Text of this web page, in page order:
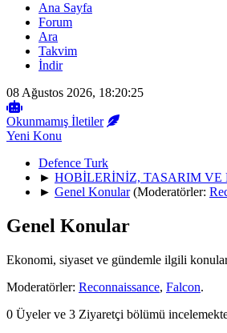
Ana Sayfa
Forum
Ara
Takvim
İndir
08 Ağustos 2026, 18:20:25
Okunmamış İletiler
Yeni Konu
Defence Turk
► HOBİLERİNİZ, TASARIM VE
► Genel Konular (Moderatörler:
Genel Konular
Ekonomi, siyaset ve gündemle ilgili
Moderatörler: Reconnaissance, Falcon.
0 Üyeler ve 3 Ziyaretçi bölümü